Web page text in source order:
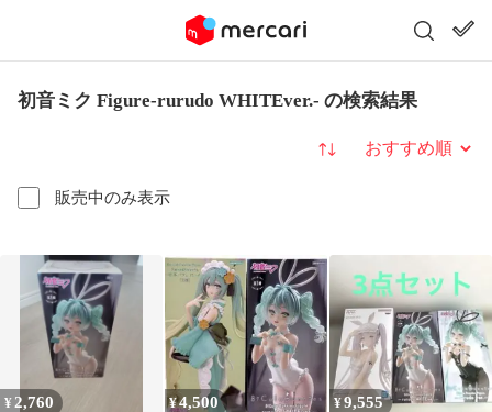
初音ミク Figure-rurudo WHITEver.- の検索結果
販売中のみ表示
並び替え
¥ 2,760 ¥4,500 ¥9,555